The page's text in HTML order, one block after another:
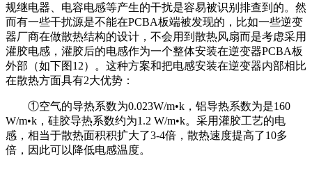
规继电器、电容电感等产生的干扰是容易被识别排查到的。然
而有一些干扰源是不能在PCBA板端被发现的，比如一些逆变
器厂商在做散热结构的设计，不会用到散热风扇而是考虑采用
灌胶电感，灌胶后的电感作为一个整体安装在逆变器PCBA板
外部（如下图12）。这种方案和把电感安装在逆变器内部相比
在散热方面具有2大优势：
①空气的导热系数为0.023W/m•k，铝导热系数为是160
W/m•k，硅胶导热系数约为1.2 W/m•k。采用灌胶工艺的电
感，相当于散热面积积扩大了3-4倍，散热速度提高了10多
倍，因此可以降低电感温度。